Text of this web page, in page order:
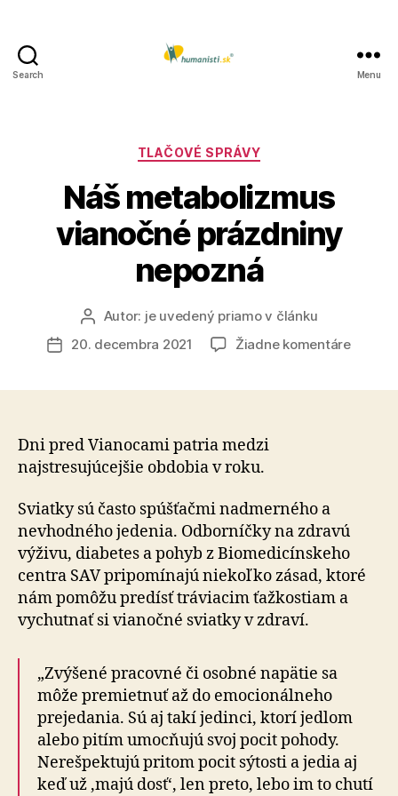
Search Menu
Kategórie
TLAČOVÉ SPRÁVY
Náš metabolizmus
vianočné prázdniny
nepozná
Autor
článku
Autor: je uvedený priamo v článku
Dátum
20. decembra 2021 Žiadne komentárena
Dni pred Vianocami patria medzi
najstresujúcejšie obdobia v roku.
Sviatky sú často spúšťačmi nadmerného a
nevhodného jedenia. Odborníčky na zdravú
výživu, diabetes a pohyb z Biomedicínskeho
centra SAV pripomínajú niekoľko zásad, ktoré
nám pomôžu predísť tráviacim ťažkostiam a
vychutnať si vianočné sviatky v zdraví.
„Zvýšené pracovné či osobné napätie sa
môže premietnuť až do emocionálneho
prejedania. Sú aj takí jedinci, ktorí jedlom
alebo pitím umocňujú svoj pocit pohody.
Nerešpektujú pritom pocit sýtosti a jedia aj
keď už ‚majú dosť‘, len preto, lebo im to chutí